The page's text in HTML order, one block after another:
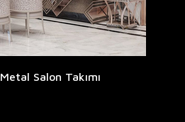
Salon Takımı